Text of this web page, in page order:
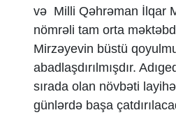
və Milli Qəhrəman İlqar
nömrəli tam orta
Mirzəyevin büstü
abadlaşdırılmışdır.
sırada olan növbəti
günlərdə başa